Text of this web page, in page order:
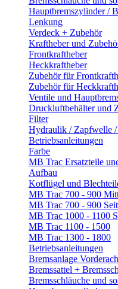
Hauptbremszylinder /
Lenkung
Verdeck + Zubehör
Kraftheber und
Frontkraftheber
Heckkraftheber
Zubehör für
Zubehör für
Ventile und
Druckluftbehälter und
Filter
Hydraulik / Zapfwelle /
Betriebsanleitungen
Farbe
MB Trac Ersatzteile
Aufbau
Kotflügel und
MB Trac 700 - 900
MB Trac 700 - 900
MB Trac 1000 - 1100
MB Trac 1100 - 1500
MB Trac 1300 - 1800
Betriebsanleitungen
Bremsanlage
Bremssattel +
Bremsschläuche und